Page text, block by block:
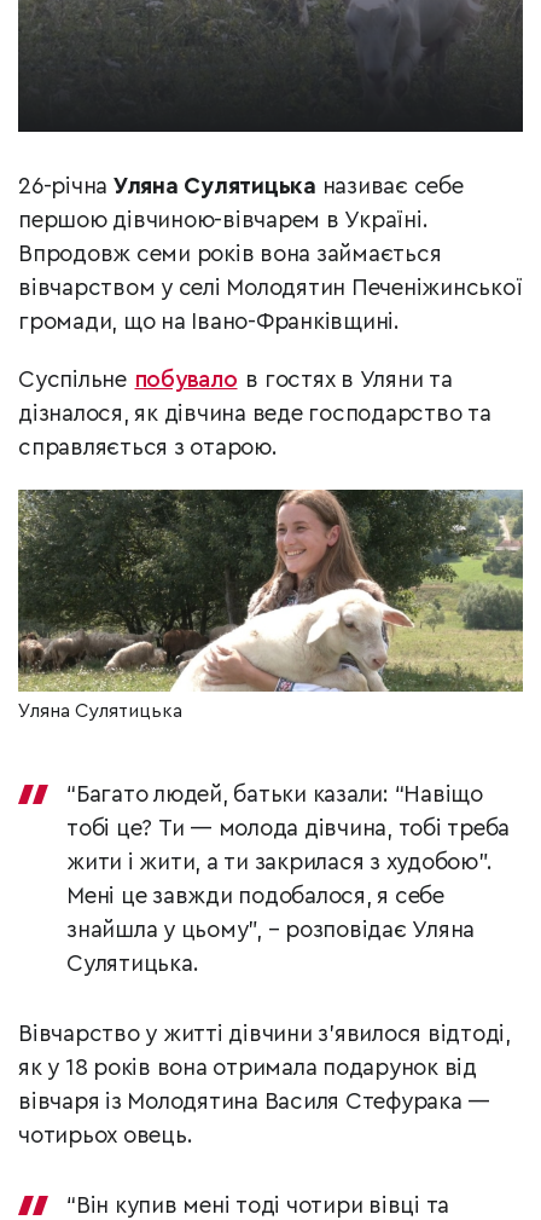
26-річна Уляна Сулятицька називає себе
першою дівчиною-вівчарем в Україні.
Впродовж семи років вона займається
вівчарством у селі Молодятин Печеніжинської
громади, що на Івано-Франківщині.
Суспільне побувало в гостях в Уляни та
дізналося, як дівчина веде господарство та
справляється з отарою.
Уляна Сулятицька
“Багато людей, батьки казали: “Навіщо
тобі це? Ти — молода дівчина, тобі треба
жити і жити, а ти закрилася з худобою”.
Мені це завжди подобалося, я себе
знайшла у цьому”, – розповідає Уляна
Сулятицька.
Вівчарство у житті дівчини з’явилося відтоді,
як у 18 років вона отримала подарунок від
вівчаря із Молодятина Василя Стефурака —
чотирьох овець.
“Він купив мені тоді чотири вівці та